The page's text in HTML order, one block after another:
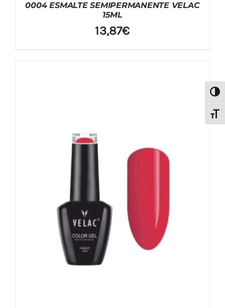
0004 ESMALTE SEMIPERMANENTE VELAC
15ML
13,87€